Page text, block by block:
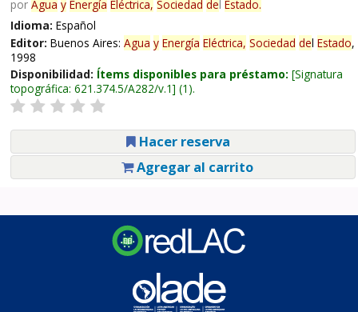
por Agua y Energía Eléctrica, Sociedad del Estado.
Idioma: Español
Editor: Buenos Aires: Agua y Energía Eléctrica, Sociedad del Estado,
1998
Disponibilidad: Ítems disponibles para préstamo: Signatura
topográfica: 621.374.5/A282/v.1 (1).
Hacer reserva
Agregar al carrito